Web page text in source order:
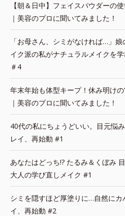
【朝＆日中】フェイスパウダーの
｜美容のプロに聞いてみました！
「お母さん、シミがなければ…」
イク派の私がナチュラルメイクを
＃4
年末年始も体型キープ！休み明け
｜美容のプロに聞いてみました！
40代の私にちょうどいい。目元悩
レイ、再始動 #1
あなたはどっち!? たるみ＆くぼみ
大人の学び直しメイク #1
シミを隠すほど厚塗りに…自然に
イ、再始動 #2